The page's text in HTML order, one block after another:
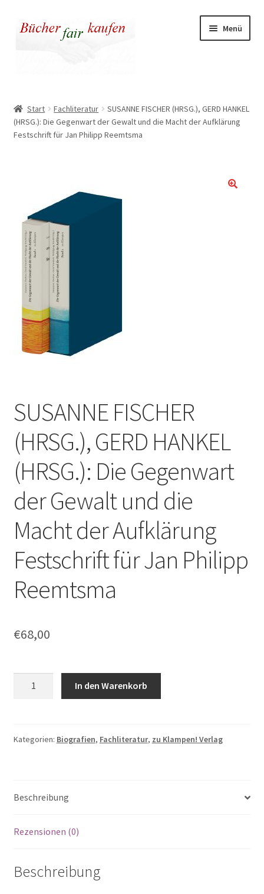
Zur
Navigation
Zum
Inhalt
Menü
Kasse
Start Fachliteratur
SUSANNE FISCHER (HRSG.), GERD HANKEL
(HRSG.): Die Gegenwart der Gewalt und die Macht der Aufklärung
Festschrift für Jan Philipp Reemtsma
SUSANNE FISCHER
(HRSG.), GERD HANKEL
(HRSG.): Die Gegenwart
der Gewalt und die
Macht der Aufklärung
Festschrift für Jan Philipp
Reemtsma
€68,00
HANKEL
der
und
der
In den Warenkorb
Kategorien: Biografien, Fachliteratur, zu Klampen! Verlag
Beschreibung
Rezensionen (0)
Beschreibung